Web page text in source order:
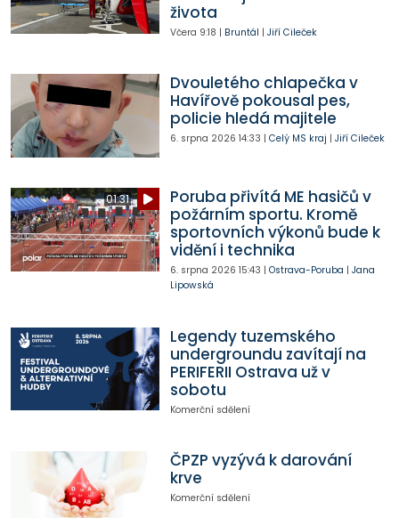
života
Včera 9:18 | Bruntál | Jiří Cileček
Dvouletého chlapečka v
Havířově pokousal pes,
policie hledá majitele
6. srpna 2026 14:33 | Celý MS kraj | Jiří Cileček
01:31
Poruba přivítá ME hasičů v
požárním sportu. Kromě
sportovních výkonů bude k
vidění i technika
6. srpna 2026 15:43 | Ostrava-Poruba | Jana
Lipowská
Legendy tuzemského
undergroundu zavítají na
PERIFERII Ostrava už v
sobotu
Komerční sdělení
ČPZP vyzývá k darování
krve
Komerční sdělení